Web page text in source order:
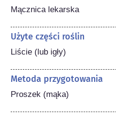
Mącznica lekarska
Użyte części roślin
Liście (lub igły)
Metoda przygotowania
Proszek (mąka)